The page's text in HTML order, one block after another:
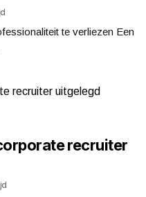
te verliezen Een
recruiter